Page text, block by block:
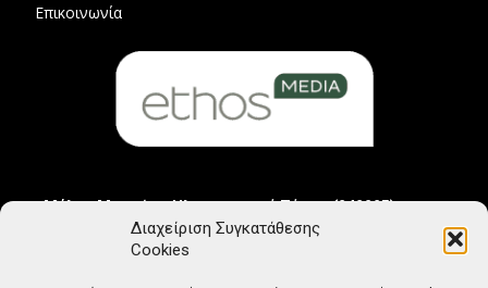
Διαχείριση Συγκατάθεσης
Cookies
Επικοινωνία
Μέλος Μητρώου Ηλεκτρονικού Τύπου (242225)